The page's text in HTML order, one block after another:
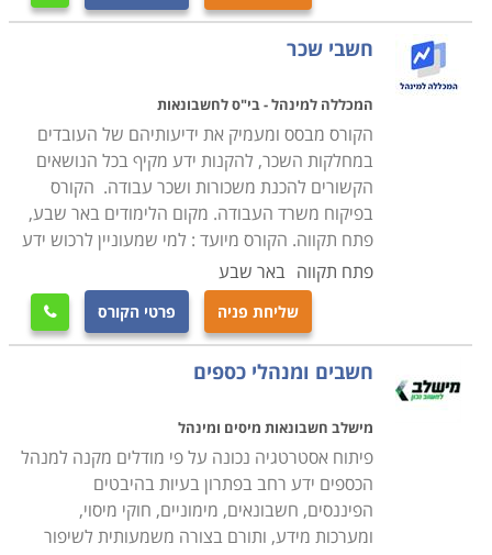
מה לומדים
תוכנית הלימוד התקנית מכילה נושאים רבים ומגוונים כאשר
הדגש העיקרי הוא כמובן חישובי השכר של העובדים תוך
התחשבות בהיבטים הנוספים בנושא זה; דיני עבודה וביטוח
לאומי, זכויות העובד, דיני מס הכנסה, ולימוד תוכנות להכנת
משכורות (כאשר לרוב מדובר בתוכנת "חשבשבת", "מיכפל"
או "חישובית" המובילות בשוק). בנוסף נלמדים שיעורי
העשרה במודלים פיננסים מורכבים המסייעים לניהול הנכון
והמדוייק של המערכת הכספית של הארגון.
בסיום הקורס והצלחה במבחן ההסמכה הממלכתי, מתקבלת
תעודה מקצועית וניתן מיד להתחיל לעבוד בתחום, כך שכל
מי שרוצה להתחיל ולעבוד בעולם הפיננסי, יכול באמצעות
קורס קצר זה להתפתח לקריירה עשירה ומלאת עניין
ואפשרויות לקידום מקצועי באמצעות המשך לימודים, כמו
קורס חשבי שכר בכירים, לימודי ייעוץ מס או חשבונאות
חשבי שכר
המכללה למינהל - בי"ס לחשבונאות
הקורס מבסס ומעמיק את ידיעותיהם של העובדים
במחלקות השכר, להקנות ידע מקיף בכל הנושאים
הקשורים להכנת משכורות ושכר עבודה. הקורס
בפיקוח משרד העבודה. מקום הלימודים באר שבע,
פתח תקווה. הקורס מיועד : למי שמעוניין לרכוש ידע
פתח תקווה באר שבע
שליחת פניה פרטי הקורס 
חשבים ומנהלי כספים
מישלב חשבונאות מיסים ומינהל
פיתוח אסטרטגיה נכונה על פי מודלים מקנה למנהל
הכספים ידע רחב בפתרון בעיות בהיבטים
הפיננסים, חשבונאים, מימוניים, חוקי מיסוי,
ומערכות מידע, ותורם בצורה משמעותית לשיפור